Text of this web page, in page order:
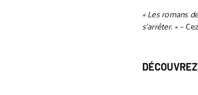
« Les romans
s’arrêter. »–